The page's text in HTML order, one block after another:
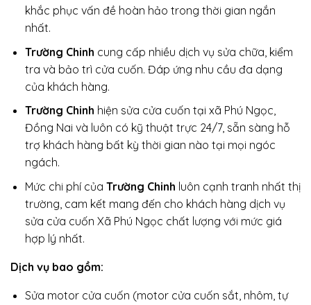
khắc phục vấn đề hoàn hảo trong thời gian ngắn
nhất.
Trường Chinh cung cấp nhiều dịch vụ sửa chữa, kiểm
tra và bảo trì cửa cuốn. Đáp ứng nhu cầu đa dạng
của khách hàng.
Trường Chinh hiện sửa cửa cuốn tại xã Phú Ngọc,
Đồng Nai và luôn có kỹ thuật trực 24/7, sẵn sàng hỗ
trợ khách hàng bất kỳ thời gian nào tại mọi ngóc
ngách.
Mức chi phí của Trường Chinh luôn cạnh tranh nhất thị
trường, cam kết mang đến cho khách hàng dịch vụ
sửa cửa cuốn Xã Phú Ngọc chất lượng với mức giá
hợp lý nhất.
Dịch vụ bao gồm:
Sửa motor cửa cuốn (motor cửa cuốn sắt, nhôm, tự